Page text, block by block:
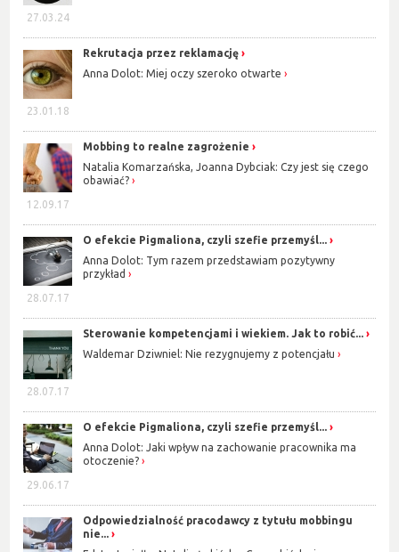
27.03.24
23.01.18
Rekrutacja przez reklamację
Anna Dolot: Miej oczy szeroko otwarte
12.09.17
Mobbing to realne zagrożenie
Natalia Komarzańska, Joanna Dybciak: Czy jest się czego
obawiać?
28.07.17
O efekcie Pigmaliona, czyli szefie przemyśl...
Anna Dolot: Tym razem przedstawiam pozytywny
przykład
28.07.17
Sterowanie kompetencjami i wiekiem. Jak to robić...
Waldemar Dziwniel: Nie rezygnujemy z potencjału
29.06.17
O efekcie Pigmaliona, czyli szefie przemyśl...
Anna Dolot: Jaki wpływ na zachowanie pracownika ma
otoczenie?
Odpowiedzialność pracodawcy z tytułu mobbingu
nie...